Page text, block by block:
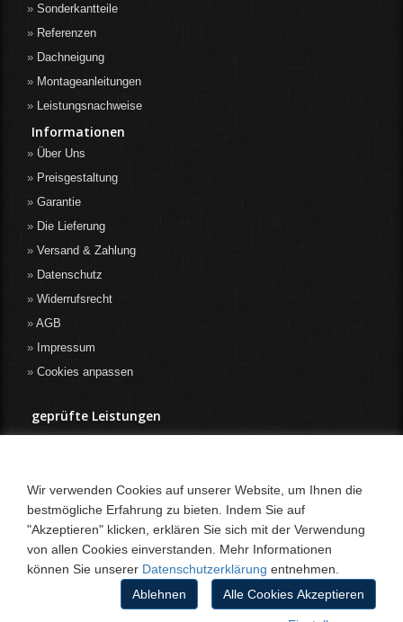
Sonderkantteile
Referenzen
Dachneigung
Montageanleitungen
Leistungsnachweise
Informationen
Über Uns
Preisgestaltung
Garantie
Die Lieferung
Versand & Zahlung
Datenschutz
Widerrufsrecht
AGB
Impressum
Cookies anpassen
geprüfte Leistungen
Wir verwenden Cookies auf unserer Website, um Ihnen die
bestmögliche Erfahrung zu bieten. Indem Sie auf
"Akzeptieren" klicken, erklären Sie sich mit der Verwendung
von allen Cookies einverstanden. Mehr Informationen
können Sie unserer Datenschutzerklärung entnehmen.
Alle Cookies Akzeptieren
Ablehnen